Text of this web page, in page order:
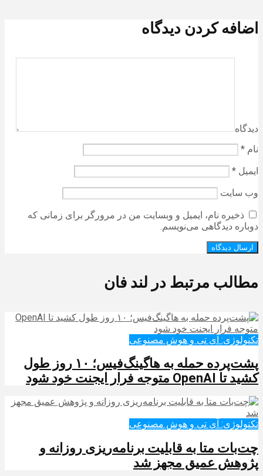
اضافه کردن دیدگاه
دیدگاه
نام *
ایمیل *
وب‌ سایت
ذخیره نام، ایمیل و وبسایت من در مرورگر برای زمانی که
دوباره دیدگاهی می‌نویسم.
مطالب مرتبط در لند فان
تکنولوژی: آی تی و هوش مصنوعی
پشت‌پرده حمله به هاگینگ‌فیس؛ ۱۰ روز طول
کشید تا OpenAI متوجه فرار ایجنت خود شود
تکنولوژی: آی تی و هوش مصنوعی
چت‌بات متا به قابلیت برنامه‌ریزی روزانه و
پژوهش عمیق مجهز شد